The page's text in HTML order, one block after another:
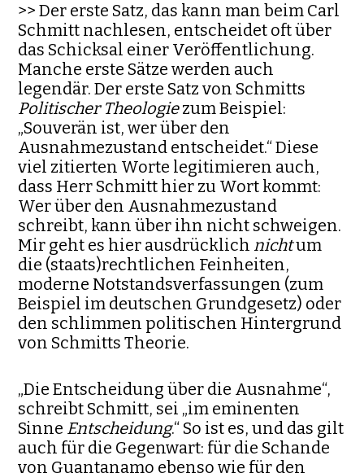
>> Der erste Satz, das kann man beim Carl
Schmitt nachlesen, entscheidet oft über
das Schicksal einer Veröffentlichung.
Manche erste Sätze wer­den auch
legendär. Der erste Satz von Schmitts
Politischer Theologiezum Beispiel:
„Souverän ist, wer über den
Ausnahmezustand entschei­det.“ Diese
viel zitierten Worte legitimieren auch,
dass Herr Schmitt hier zu Wort kommt:
Wer über den Ausnahmezustand
schreibt, kann über ihn nicht schweigen.
Mir geht es hier ausdrücklichnichtum
die (staats)rechtlichen Feinheiten,
moderne Notstandsverfassungen (zum
Beispiel im deutschen Grundgesetz) oder
den schlimmen politischen Hintergrund
von Schmitts Theorie.
„Die Entscheidung über die Ausnahme“,
schreibt Schmitt, sei „im eminenten
Sinne Entscheidung.“ So ist es, und das gilt
auch für die Ge­gen­wart: für die Schande
von Guantanamo ebenso wie für den